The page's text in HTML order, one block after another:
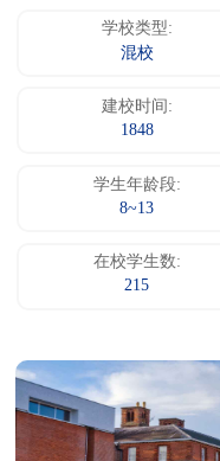
学校类型:
混校
建校时间:
1848
学生年龄段:
8~13
在校学生数:
215